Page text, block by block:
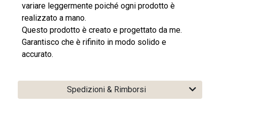
variare leggermente poiché ogni prodotto è
realizzato a mano.
Questo prodotto è creato e progettato da me.
Garantisco che è rifinito in modo solido e
accurato.
Spedizioni & Rimborsi